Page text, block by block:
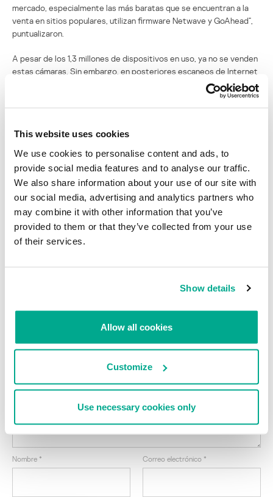
This website uses cookies
We use cookies to personalise content and ads, to
provide social media features and to analyse our traffic.
We also share information about your use of our site with
our social media, advertising and analytics partners who
may combine it with other information that you’ve
provided to them or that they’ve collected from your use
of their services.
Show details
Allow all cookies
Customize
Use necessary cookies only
mercado, especialmente las más baratas que se encuentran a la
venta en sitios populares, utilizan firmware Netwave y GoAhead”,
puntualizaron.
A pesar de los 1,3 millones de dispositivos en uso, ya no se venden
estas cámaras. Sin embargo, en posteriores escaneos de Internet
con el motor de búsqueda Shodan, encontramos otros modelos de
cámaras que también utilizaban el mismo firmware vulnerable:
“Es posible un escenario en el que un atacante utilice la
correo spam o para saturar la bandeja de entrada del correo de la
víctima. Con un sencillo código, un atacante podría lanzar un ataque
con poco o ningún esfuerzo”, resalta el informe.
“Las cámaras son vulnerables por defecto, y especialmente la
Loftek 2200, que podría utilizarse como puerta trasera en tu red.
Realmente vale la pena gastar un poco más en una cámara más
Dos conocidas cámaras IP están plagadas
de vulnerabilidades
Su dirección de correo electrónico no será publicada. Los
campos obligatorios están marcados con
Nombre * Correo electrónico *